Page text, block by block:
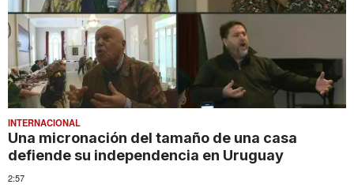
INTERNACIONAL
Una micronación del tamaño de una casa
defiende su independencia en Uruguay
2:57